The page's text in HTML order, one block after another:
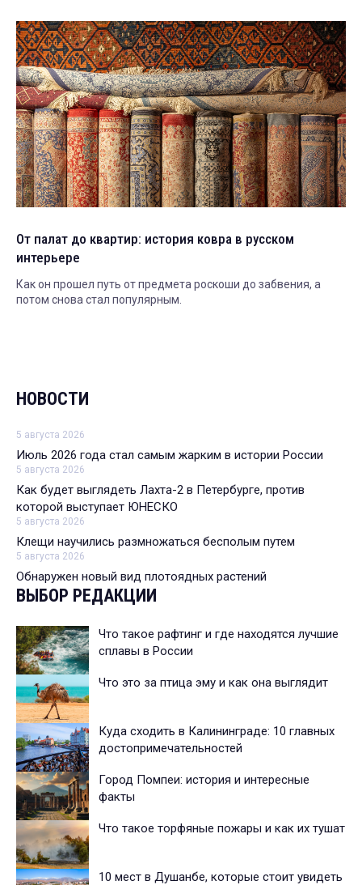
От палат до квартир: история ковра в русском
интерьере
Как он прошел путь от предмета роскоши до забвения, а
потом снова стал популярным.
НОВОСТИ
5 августа 2026
Июль 2026 года стал самым жарким в истории России
5 августа 2026
Как будет выглядеть Лахта-2 в Петербурге, против
которой выступает ЮНЕСКО
5 августа 2026
Клещи научились размножаться бесполым путем
5 августа 2026
Обнаружен новый вид плотоядных растений
ВЫБОР РЕДАКЦИИ
Что такое рафтинг и где находятся лучшие
сплавы в России
Что это за птица эму и как она выглядит
Куда сходить в Калининграде: 10 главных
достопримечательностей
Город Помпеи: история и интересные
факты
Что такое торфяные пожары и как их тушат
10 мест в Душанбе, которые стоит увидеть